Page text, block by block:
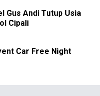
Gus Andi Tutup Usia
Cipali
Car Free Night